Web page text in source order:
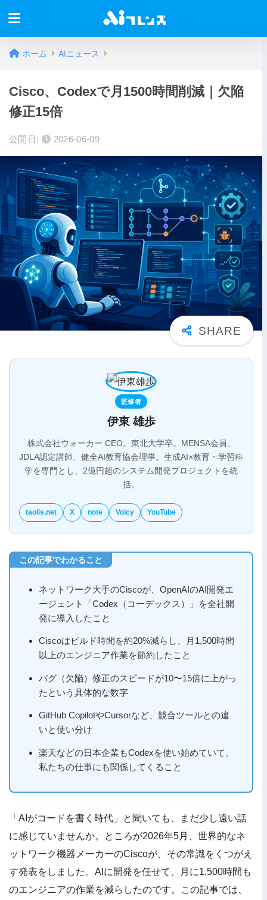
ホーム AIニュース
Cisco、Codexで月1500時間削減｜欠陥
修正15倍
公開日: 2026-06-09
監修者
伊東 雄歩
株式会社ウォーカー CEO。東北大学卒。MENSA会員、
JDLA認定講師、健全AI教育協会理事。生成AI×教育・学習科
学を専門とし、2億円超のシステム開発プロジェクトを統
括。
taolis.net X note Voicy YouTube
ネットワーク大手のCiscoが、OpenAIのAI開発エ
ージェント「Codex（コーデックス）」を全社開
発に導入したこと
Ciscoはビルド時間を約20%減らし、月1,500時間
以上のエンジニア作業を節約したこと
バグ（欠陥）修正のスピードが10〜15倍に上がっ
たという具体的な数字
GitHub CopilotやCursorなど、競合ツールとの違
いと使い分け
楽天などの日本企業もCodexを使い始めていて、
私たちの仕事にも関係してくること
「AIがコードを書く時代」と聞いても、まだ少し遠い話
に感じていませんか。ところが2026年5月、世界的なネ
ットワーク機器メーカーのCiscoが、その常識をくつがえ
す発表をしました。AIに開発を任せて、月に1,500時間も
のエンジニアの作業を減らしたのです。この記事では、